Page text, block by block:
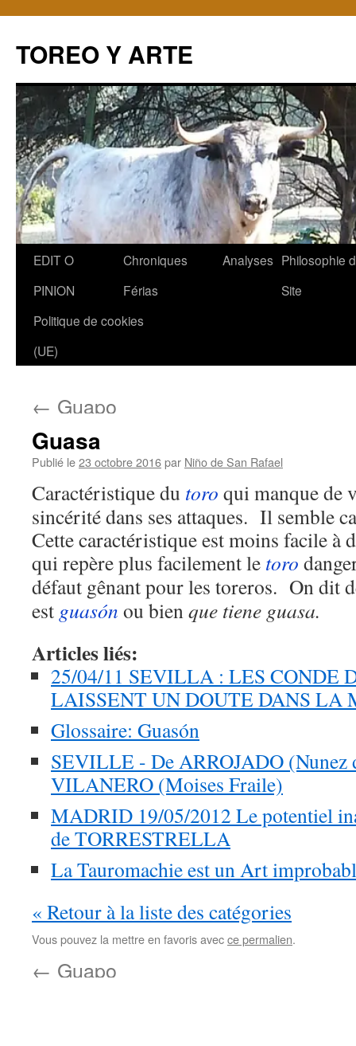
TOREO Y ARTE
Aller
contenu
EDIT O
PINION
Chroniques
Férias
Analyses Philosophie
Site
Politique de cookies
(UE)
← Guapo
Guasa
Publié le23 octobre 2016par Niño de San Rafael
Caractéristique du toro qui manque de
sincérité dans ses attaques. Il semble
Cette caractéristique est moins facile à
qui repère plus facilement le toro
défaut gênant pour les toreros. On dit
est guasón ou bienque tiene guasa.
Articles liés:
25/04/11 SEVILLA : LES CONDE
LAISSENT UN DOUTE DANS LA
Glossaire: Guasón
SEVILLE - De ARROJADO (Nunez
VILANERO (Moises Fraile)
MADRID 19/05/2012 Le potentiel
de TORRESTRELLA
La Tauromachie est un Art
« Retour à la liste des catégories
Vous pouvez la mettre en favoris avecce permalien.
← Guapo